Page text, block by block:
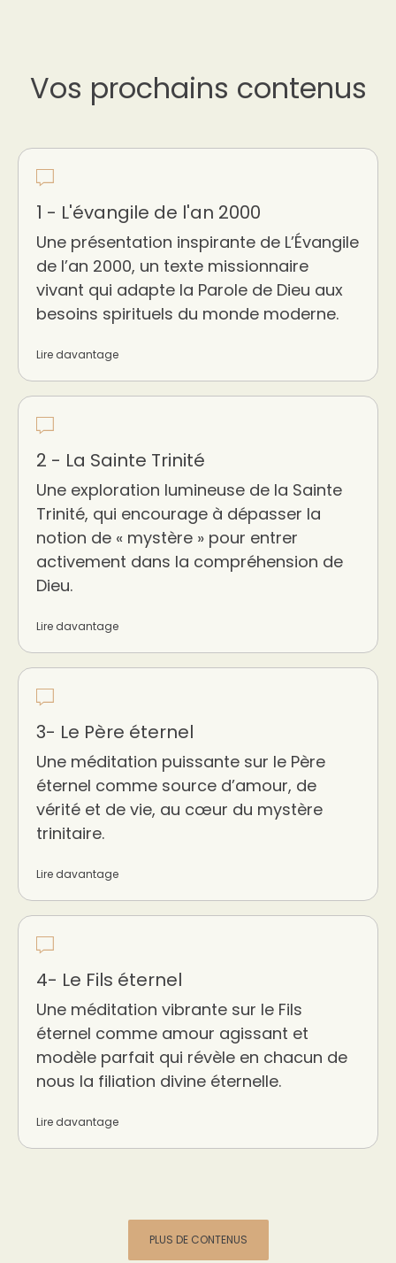
Vos prochains contenus
1 - L'évangile de l'an 2000
Une présentation inspirante de L’Évangile
de l’an 2000, un texte missionnaire
vivant qui adapte la Parole de Dieu aux
besoins spirituels du monde moderne.
Lire davantage
2 - La Sainte Trinité
Une exploration lumineuse de la Sainte
Trinité, qui encourage à dépasser la
notion de « mystère » pour entrer
activement dans la compréhension de
Dieu.
Lire davantage
3- Le Père éternel
Une méditation puissante sur le Père
éternel comme source d’amour, de
vérité et de vie, au cœur du mystère
trinitaire.
Lire davantage
4- Le Fils éternel
Une méditation vibrante sur le Fils
éternel comme amour agissant et
modèle parfait qui révèle en chacun de
nous la filiation divine éternelle.
Lire davantage
PLUS DE CONTENUS